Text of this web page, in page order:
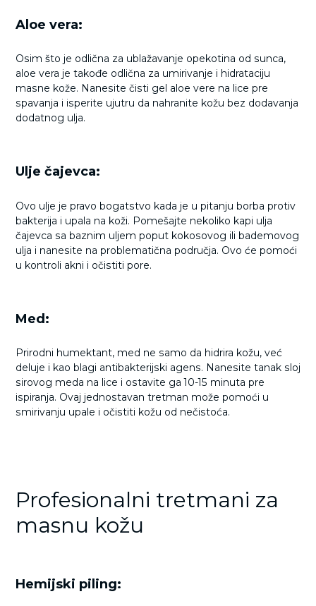
Aloe vera:
Osim što je odlična za ublažavanje opekotina od sunca,
aloe vera je takođe odlična za umirivanje i hidrataciju
masne kože. Nanesite čisti gel aloe vere na lice pre
spavanja i isperite ujutru da nahranite kožu bez dodavanja
dodatnog ulja.
Ulje čajevca:
Ovo ulje je pravo bogatstvo kada je u pitanju borba protiv
bakterija i upala na koži. Pomešajte nekoliko kapi ulja
čajevca sa baznim uljem poput kokosovog ili bademovog
ulja i nanesite na problematična područja. Ovo će pomoći
u kontroli akni i očistiti pore.
Med:
Prirodni humektant, med ne samo da hidrira kožu, već
deluje i kao blagi antibakterijski agens. Nanesite tanak sloj
sirovog meda na lice i ostavite ga 10-15 minuta pre
ispiranja. Ovaj jednostavan tretman može pomoći u
smirivanju upale i očistiti kožu od nečistoća.
Profesionalni tretmani za
masnu kožu
Hemijski piling: